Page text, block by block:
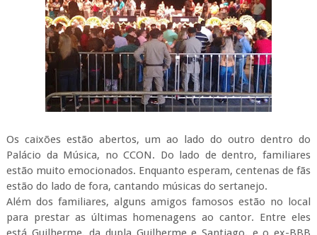
Os caixões estão abertos, um ao lado do outro dentro do
Palácio da Música, no CCON. Do lado de dentro, familiares
estão muito emocionados. Enquanto esperam, centenas de fãs
estão do lado de fora, cantando músicas do sertanejo.
Além dos familiares, alguns amigos famosos estão no local
para prestar as últimas homenagens ao cantor. Entre eles